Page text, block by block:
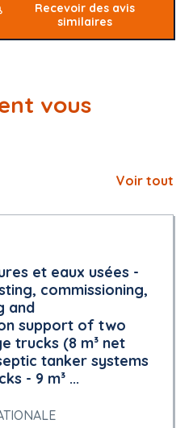
Recevoir des avis
similaires
vous
Voir tout
et eaux usées -
commissioning,
and
support of two
trucks (8 m³ net
tanker systems
- 9 m³ ...